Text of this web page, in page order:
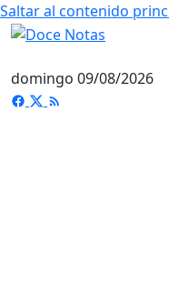
Saltar al contenido
domingo 09/08/2026